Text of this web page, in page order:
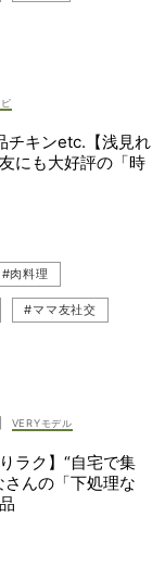
チキンetc.【浅見れ
にも大好評の「時
#肉料理
#ママ友社交
VERYモデル
ラク】“自宅で集
さんの「下処理な